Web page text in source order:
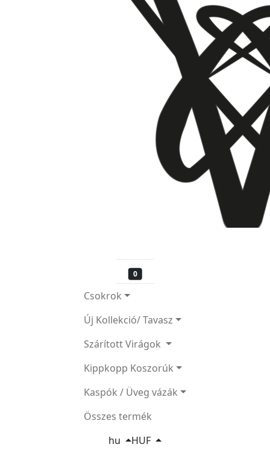
0
Csokrok
Új Kollekció/ Tavasz
Szárított Virágok
Kippkopp Koszorúk
Kaspók / Üveg vázák
Összes termék
hu
HUF